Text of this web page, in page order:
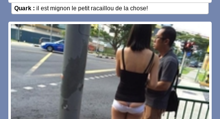
Quark : il est mignon le petit racaillou de la chose!